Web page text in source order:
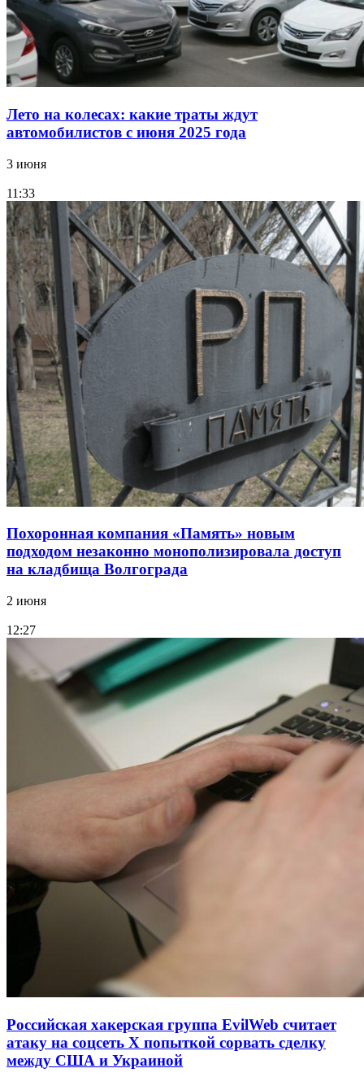
Лето на колесах: какие траты ждут
автомобилистов с июня 2025 года
3 июня
11:33
Похоронная компания «Память» новым
подходом незаконно монополизировала доступ
на кладбища Волгограда
2 июня
12:27
Российская хакерская группа EvilWeb считает
атаку на соцсеть Х попыткой сорвать сделку
между США и Украиной